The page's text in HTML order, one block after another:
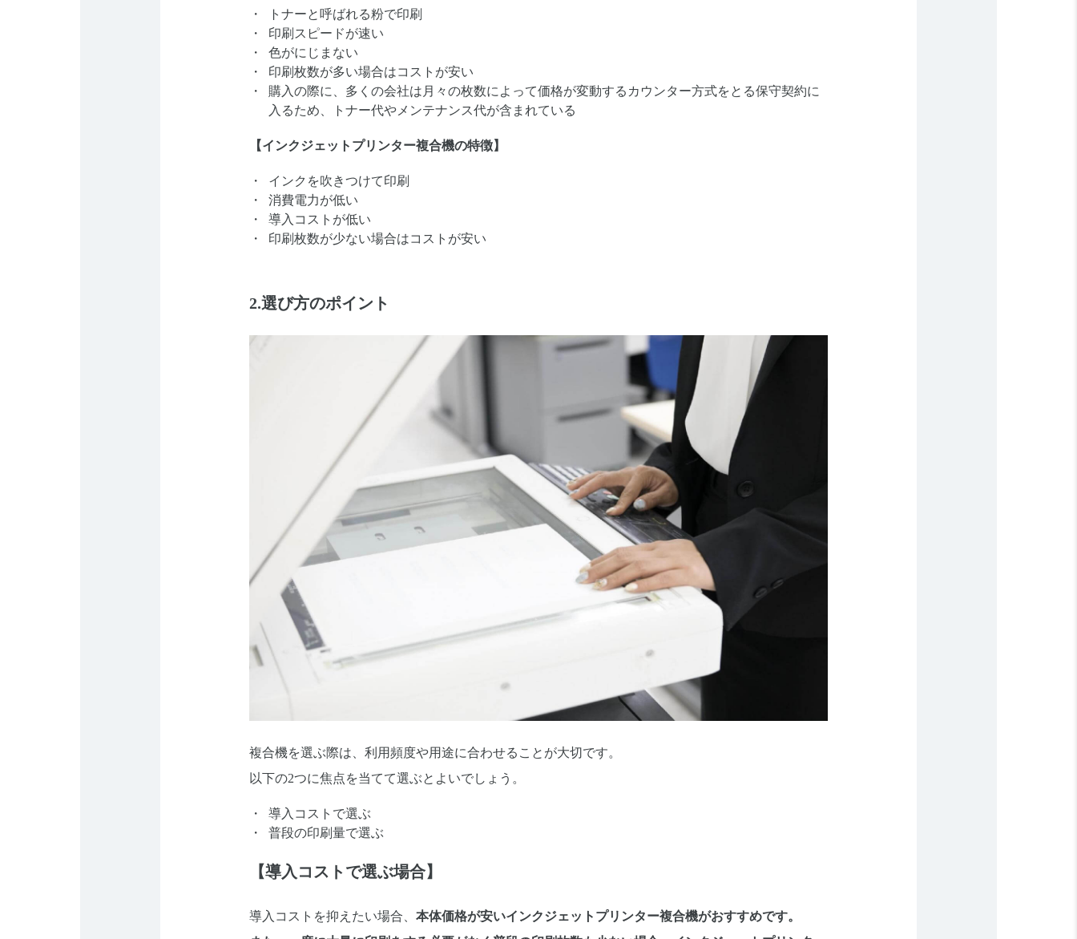
トナーと呼ばれる粉で印刷
印刷スピードが速い
色がにじまない
印刷枚数が多い場合はコストが安い
購入の際に、多くの会社は月々の枚数によって価格が変動するカウンター方式をとる保守契約に
入るため、トナー代やメンテナンス代が含まれている
【インクジェットプリンター複合機の特徴】
インクを吹きつけて印刷
消費電力が低い
導入コストが低い
印刷枚数が少ない場合はコストが安い
2.選び方のポイント
複合機を選ぶ際は、利用頻度や用途に合わせることが大切です。
以下の2つに焦点を当てて選ぶとよいでしょう。
導入コストで選ぶ
普段の印刷量で選ぶ
【導入コストで選ぶ場合】
導入コストを抑えたい場合、 本体価格が安いインクジェットプリンター複合機がおすすめです。